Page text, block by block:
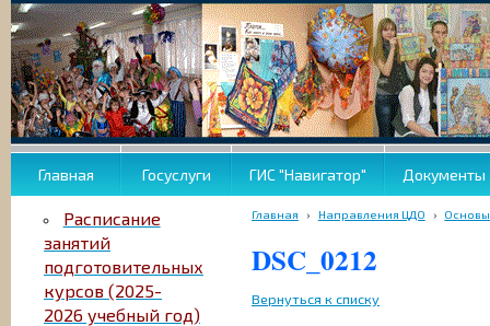
Главная Госуслуги ГИС "Навигатор" Документы
Расписание
занятий
подготовительных
курсов (2025-
2026 учебный год)
Главная › Направления ЦДО › Основы
DSC_0212
Вернуться к списку